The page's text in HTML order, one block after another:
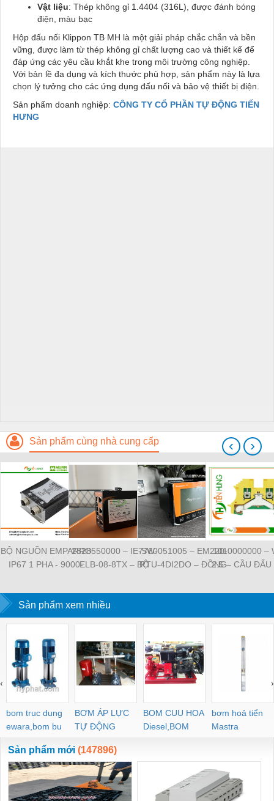
Vật liệu: Thép không gỉ 1.4404 (316L), được đánh bóng
điện, màu bạc
Hộp đấu nối Klippon TB MH là một giải pháp chắc chắn và bền
vững, được làm từ thép không gỉ chất lượng cao và thiết kế để
đáp ứng các yêu cầu khắt khe trong môi trường công nghiệp.
Với bản lề đa dụng và kích thước phù hợp, sản phẩm này là lựa
chọn lý tưởng cho các ứng dụng đấu nối và bảo vệ thiết bị điện.
Sản phẩm doanh nghiệp: CÔNG TY CỔ PHẦN TỰ ĐỘNG TIẾN
HƯNG
Sản phẩm cùng nhà cung cấp
BỘ NGUỒN EMPARRO
IP67 1 PHA - 9000-
EMPARRO IP67
POWER SUPPLY 1-
PHASE
2828550000 – IE-SW-
ELB-08-8TX – BỘ
RJ45 – WEIDMULLER
7760051005 – EM220-
RTU-4DI2DO – ĐỒNG
ĐO ĐIỆN ÁP –
1010000000 –
2.5 – CẦU ĐẤU
‹ ›
Sản phẩm xem nhiều
bom truc dung
ewara,bom bu
ewara
BƠM ÁP LỰC
TỰ ĐỘNG
BOM CUU HOA
Diesel,BOM
CHUA CHAY
bơm hoả tiển
Mastra
‹ ›
Sản phẩm mới (147896)